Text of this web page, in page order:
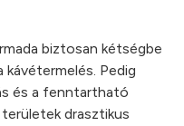
biztosan kétségbe
kávétermelés. Pedig
és a fenntartható
drasztikus